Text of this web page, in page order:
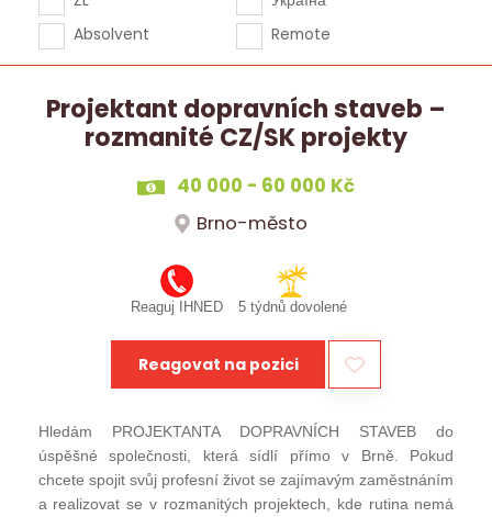
Absolvent
Remote
Projektant dopravních staveb –
rozmanité CZ/SK projekty
40 000 - 60 000 Kč
Brno-město
Reaguj IHNED 5 týdnů dovolené
Reagovat na pozici
Hledám PROJEKTANTA DOPRAVNÍCH STAVEB do
úspěšné společnosti, která sídlí přímo v Brně. Pokud
chcete spojit svůj profesní život se zajímavým zaměstnáním
a realizovat se v rozmanitých projektech, kde rutina nemá